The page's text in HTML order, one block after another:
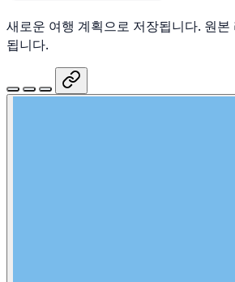
새로운 여행 계획으로 저장됩니다. 원본
됩니다.